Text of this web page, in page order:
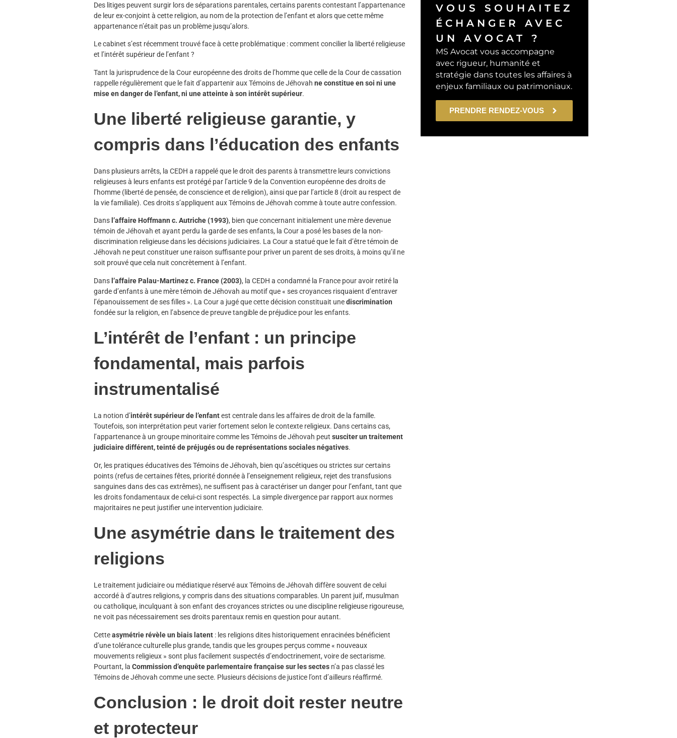
Des litiges peuvent surgir lors de séparations parentales, certains parents contestant l’appartenance
de leur ex-conjoint à cette religion, au nom de la protection de l’enfant et alors que cette même
appartenance n’était pas un problème jusqu’alors.
Le cabinet s’est récemment trouvé face à cette problématique : comment concilier la liberté religieuse
et l’intérêt supérieur de l’enfant ?
Tant la jurisprudence de la Cour européenne des droits de l’homme que celle de la Cour de cassation
rappelle régulièrement que le fait d’appartenir aux Témoins de Jéhovahne constitue en soi ni une
mise en danger de l’enfant, ni une atteinte à son intérêt supérieur.
Une liberté religieuse garantie, y
compris dans l’éducation des enfants
Dans plusieurs arrêts, la CEDH a rappelé que le droit des parents à transmettre leurs convictions
religieuses à leurs enfants est protégé par l’article 9 de la Convention européenne des droits de
l’homme (liberté de pensée, de conscience et de religion), ainsi que par l’article 8 (droit au respect de
la vie familiale). Ces droits s’appliquent aux Témoins de Jéhovah comme à toute autre confession.
Dansl’affaire Hoffmann c. Autriche (1993), bien que concernant initialement une mère devenue
témoin de Jéhovah et ayant perdu la garde de ses enfants, la Cour a posé les bases de la non-
discrimination religieuse dans les décisions judiciaires. La Cour a statué que le fait d’être témoin de
Jéhovah ne peut constituer une raison suffisante pour priver un parent de ses droits, à moins qu’il ne
soit prouvé que cela nuit concrètement à l’enfant.
Dans l’affaire Palau-Martinez c. France (2003), la CEDH a condamné la France pour avoir retiré la
garde d’enfants à une mère témoin de Jéhovah au motif que « ses croyances risquaient d’entraver
l’épanouissement de ses filles ». La Cour a jugé que cette décision constituait unediscrimination
fondée sur la religion, en l’absence de preuve tangible de préjudice pour les enfants.
L’intérêt de l’enfant : un principe
fondamental, mais parfois
instrumentalisé
La notion d’intérêt supérieur de l’enfantest centrale dans les affaires de droit de la famille.
Toutefois, son interprétation peut varier fortement selon le contexte religieux. Dans certains cas,
l’appartenance à un groupe minoritaire comme les Témoins de Jéhovah peutsusciter un traitement
judiciaire différent, teinté de préjugés ou de représentations sociales négatives.
Or, les pratiques éducatives des Témoins de Jéhovah, bien qu’ascétiques ou strictes sur certains
points (refus de certaines fêtes, priorité donnée à l’enseignement religieux, rejet des transfusions
sanguines dans des cas extrêmes), ne suffisent pas à caractériser un danger pour l’enfant, tant que
les droits fondamentaux de celui-ci sont respectés. La simple divergence par rapport aux normes
majoritaires ne peut justifier une intervention judiciaire.
Une asymétrie dans le traitement des
religions
Le traitement judiciaire ou médiatique réservé aux Témoins de Jéhovah diffère souvent de celui
accordé à d’autres religions, y compris dans des situations comparables. Un parent juif, musulman
ou catholique, inculquant à son enfant des croyances strictes ou une discipline religieuse rigoureuse,
ne voit pas nécessairement ses droits parentaux remis en question pour autant.
Cetteasymétrie révèle un biais latent : les religions dites historiquement enracinées bénéficient
d’une tolérance culturelle plus grande, tandis que les groupes perçus comme « nouveaux
mouvements religieux » sont plus facilement suspectés d’endoctrinement, voire de sectarisme.
Pourtant, laCommission d’enquête parlementaire française sur les sectes n’a pas classé les
Témoins de Jéhovah comme une secte. Plusieurs décisions de justice l’ont d’ailleurs réaffirmé.
Conclusion : le droit doit rester neutre
et protecteur
VOUS SOUHAITEZ
ÉCHANGER AVEC
UN AVOCAT ?
MS Avocat vous accompagne
avec rigueur, humanité et
stratégie dans toutes les affaires à
enjeux familiaux ou patrimoniaux.
PRENDRE RENDEZ-VOUS